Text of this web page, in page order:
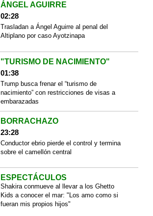
ÁNGEL AGUIRRE
02:28
Trasladan a Ángel Aguirre al penal del
Altiplano por caso Ayotzinapa
"TURISMO DE NACIMIENTO"
01:38
Trump busca frenar el “turismo de
nacimiento” con restricciones de visas a
embarazadas
BORRACHAZO
23:28
Conductor ebrio pierde el control y termina
sobre el camellón central
ESPECTÁCULOS
Shakira conmueve al llevar a los Ghetto
Kids a conocer el mar: "Los amo como si
fueran mis propios hijos"